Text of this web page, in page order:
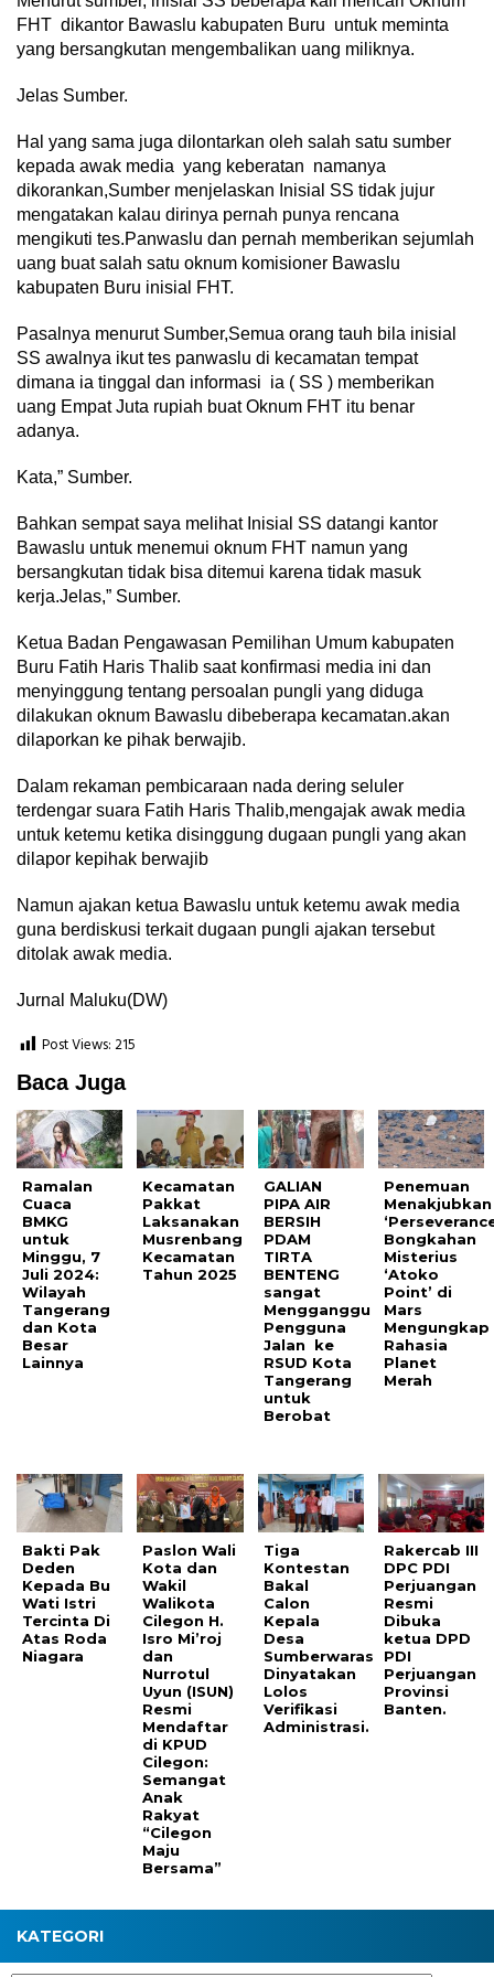
FHT dikantor Bawaslu kabupaten Buru untuk meminta
yang bersangkutan mengembalikan uang miliknya.
Jelas Sumber.
Hal yang sama juga dilontarkan oleh salah satu sumber
kepada awak media yang keberatan namanya
dikorankan,Sumber menjelaskan Inisial SS tidak jujur
mengatakan kalau dirinya pernah punya rencana
mengikuti tes.Panwaslu dan pernah memberikan sejumlah
uang buat salah satu oknum komisioner Bawaslu
kabupaten Buru inisial FHT.
Pasalnya menurut Sumber,Semua orang tauh bila inisial
SS awalnya ikut tes panwaslu di kecamatan tempat
dimana ia tinggal dan informasi ia ( SS ) memberikan
uang Empat Juta rupiah buat Oknum FHT itu benar
adanya.
Kata,” Sumber.
Bahkan sempat saya melihat Inisial SS datangi kantor
Bawaslu untuk menemui oknum FHT namun yang
bersangkutan tidak bisa ditemui karena tidak masuk
kerja.Jelas,” Sumber.
Ketua Badan Pengawasan Pemilihan Umum kabupaten
Buru Fatih Haris Thalib saat konfirmasi media ini dan
menyinggung tentang persoalan pungli yang diduga
dilakukan oknum Bawaslu dibeberapa kecamatan.akan
dilaporkan ke pihak berwajib.
Dalam rekaman pembicaraan nada dering seluler
terdengar suara Fatih Haris Thalib,mengajak awak media
untuk ketemu ketika disinggung dugaan pungli yang akan
dilapor kepihak berwajib
Namun ajakan ketua Bawaslu untuk ketemu awak media
guna berdiskusi terkait dugaan pungli ajakan tersebut
ditolak awak media.
Jurnal Maluku(DW)
Post Views:215
Baca Juga
Ramalan
Cuaca
BMKG
untuk
Minggu, 7
Juli 2024:
Wilayah
Tangerang
dan Kota
Besar
Lainnya
Kecamatan
Pakkat
Laksanakan
Musrenbang
Kecamatan
Tahun 2025
GALIAN
PIPA AIR
BERSIH
PDAM
TIRTA
BENTENG
sangat
Mengganggu
Pengguna
Jalan ke
RSUD Kota
Tangerang
untuk
Berobat
Penemuan
Menakjubkan
Bongkahan
Misterius
‘Atoko
Point’ di
Mars
Mengungkap
Rahasia
Planet
Merah
Bakti Pak
Deden
Kepada Bu
Wati Istri
Tercinta Di
Atas Roda
Niagara
Paslon Wali
Kota dan
Wakil
Walikota
Cilegon H.
Isro Mi’roj
dan
Nurrotul
Uyun (ISUN)
Resmi
Mendaftar
di KPUD
Cilegon:
Semangat
Anak
Rakyat
“Cilegon
Maju
Bersama”
Tiga
Kontestan
Bakal
Calon
Kepala
Desa
Sumberwaras
Dinyatakan
Lolos
Verifikasi
Administrasi.
Rakercab III
DPC PDI
Perjuangan
Resmi
Dibuka
ketua DPD
PDI
Perjuangan
Provinsi
Banten.
KATEGORI